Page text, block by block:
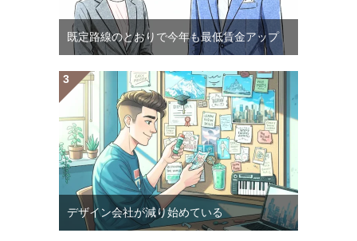
既定路線のとおりで今年も最低賃金アップ
デザイン会社が減り始めている